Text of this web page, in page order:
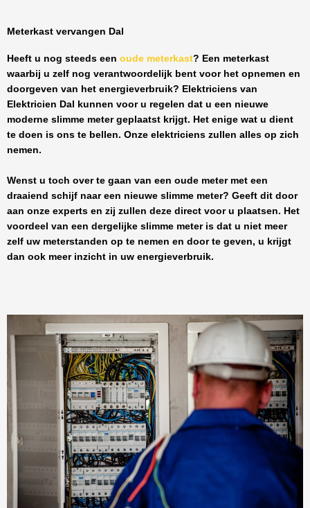
Meterkast vervangen Dal
Heeft u nog steeds een oude meterkast? Een meterkast
waarbij u zelf nog verantwoordelijk bent voor het opnemen en
doorgeven van het energieverbruik? Elektriciens van
Elektricien Dal
kunnen voor u regelen dat u een nieuwe
moderne slimme meter geplaatst krijgt. Het enige wat u dient
te doen is ons te bellen. Onze elektriciens zullen alles op zich
nemen.
Wenst u toch over te gaan van een oude meter met een
draaiend schijf naar een nieuwe slimme meter? Geeft dit door
aan onze experts en zij zullen deze direct voor u plaatsen. Het
voordeel van een dergelijke slimme meter is dat u niet meer
zelf uw meterstanden op te nemen en door te geven, u krijgt
dan ook meer inzicht in uw energieverbruik.